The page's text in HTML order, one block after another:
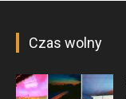
Czas wolny